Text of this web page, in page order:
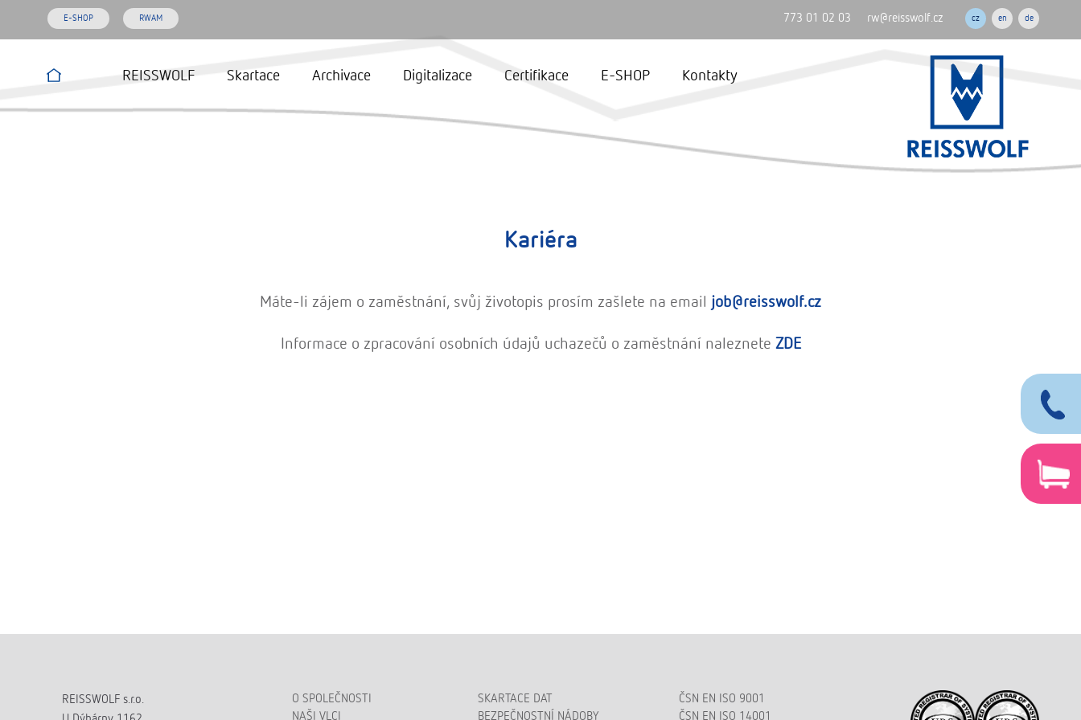
E-SHOP RWAM cz en de
773 01 02 03 rw@reisswolf.cz
REISSWOLF Skartace Archivace Digitalizace Certifikace E-SHOP Kontakty
Kariéra
Máte-li zájem o zaměstnání, svůj životopis prosím zašlete na email job@reisswolf.cz
Informace o zpracování osobních údajů uchazečů o zaměstnání naleznete ZDE
REISSWOLF s.r.o.
O SPOLEČNOSTI
NAŠI VLCI
SKARTACE DAT
BEZPEČNOSTNÍ NÁDOBY
ČSN EN ISO 9001
ČSN EN ISO 14001